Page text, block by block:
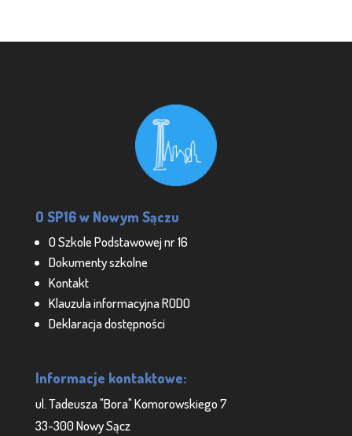
O SP16 w Nowym Sączu
O Szkole Podstawowej nr 16
Dokumenty szkolne
Kontakt
Klauzula informacyjna RODO
Deklaracja dostępności
Informacje kontaktowe:
ul. Tadeusza "Bora" Komorowskiego 7
33-300 Nowy Sącz